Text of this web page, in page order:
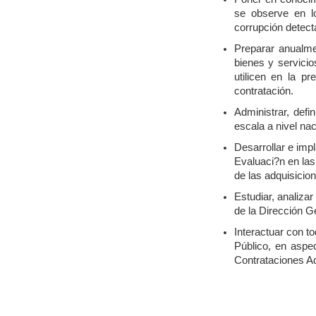
se observe en
corrupción
Preparar
bienes y
utilicen en la
contratación.
Administrar,
escala a nivel
Desarrollar e
Evaluaci?n en
de las
Estudiar,
de la Dirección
Interactuar con
Público, en
Contrataciones